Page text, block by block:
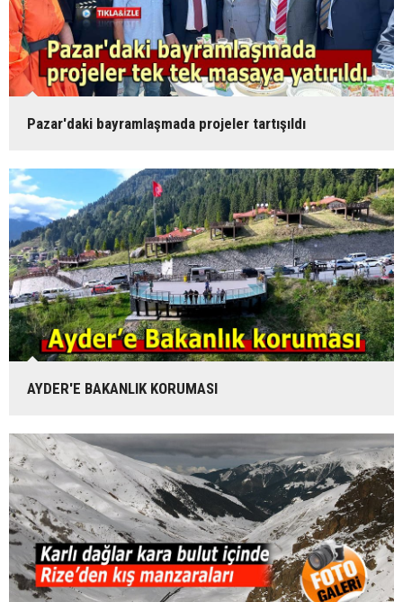
Pazar'daki bayramlaşmada projeler tartışıldı
AYDER'E BAKANLIK KORUMASI